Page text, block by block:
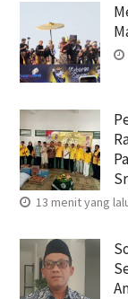
13 menit yang